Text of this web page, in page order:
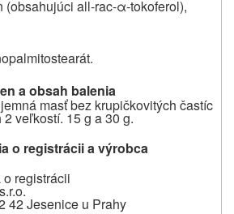
(obsahujúci all-rac-α-tokoferol),
a obsah balenia
masť bez krupičkovitých častíc
veľkostí. 15 g a 30 g.
o registrácii a výrobca
registrácii
42 Jesenice u Prahy